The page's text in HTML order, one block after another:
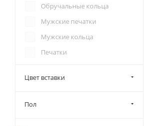
Пераскева
Pokrovsky Jewelry
Rebel Heart
Обручальные кольца
Мужские печатки
Мужские кольца
Печатки
Цвет вставки
Пол